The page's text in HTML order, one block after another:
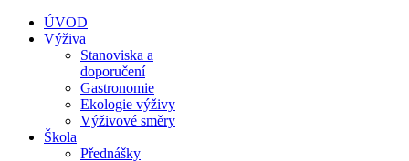
ÚVOD
Výživa
Stanoviska a
doporučení
Gastronomie
Ekologie výživy
Výživové směry
Škola
Přednášky